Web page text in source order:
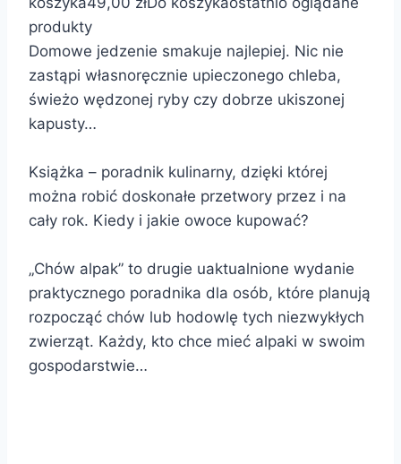
produkty
Domowe jedzenie smakuje najlepiej. Nic nie
zastąpi własnoręcznie upieczonego chleba,
świeżo wędzonej ryby czy dobrze ukiszonej
kapusty…
Książka – poradnik kulinarny, dzięki której
można robić doskonałe przetwory przez i na
cały rok. Kiedy i jakie owoce kupować?
​„Chów alpak” to drugie uaktualnione wydanie
praktycznego poradnika dla osób, które planują
rozpocząć chów lub hodowlę tych niezwykłych
zwierząt. Każdy, kto chce mieć alpaki w swoim
gospodarstwie…